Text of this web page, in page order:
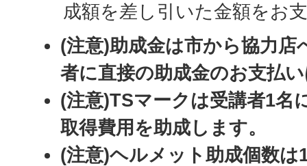
成額を差し引いた金額をお
(注意)助成金は市から協力店
者に直接の助成金のお支払
(注意)TSマークは受講者1名
取得費用を助成します。
(注意)ヘルメット助成個数